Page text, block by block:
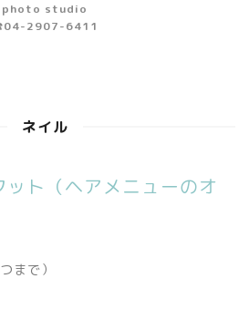
photo studio
2907-6411
ネイル
ト（ヘアメニューのオ
まで）